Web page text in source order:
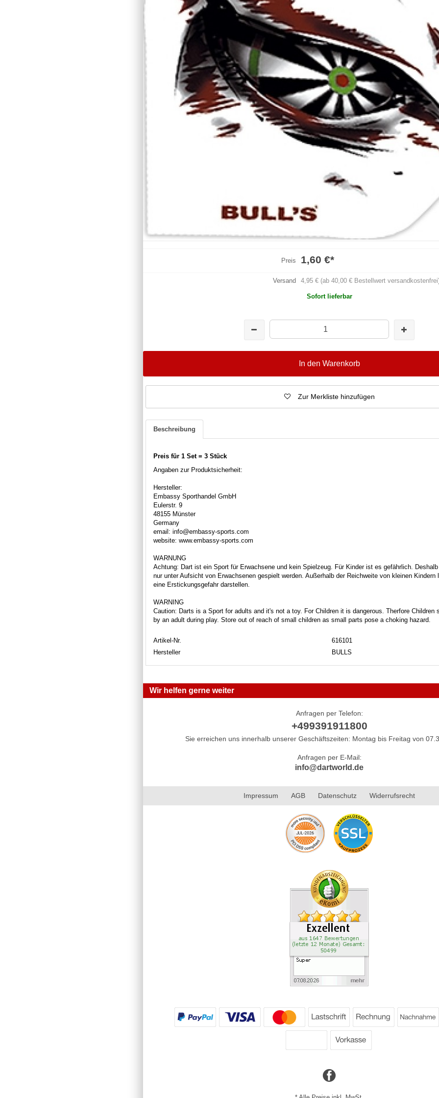
Preis 1,60 €*
Versand 4,95 € (ab 40,00 € Bestellwert
Sofort lieferbar
In den Warenkorb
Zur Merkliste hinzufügen
Beschreibung
Preis für 1 Set = 3 Stück
Angaben zur Produktsicherheit:
Hersteller:
Embassy Sporthandel GmbH
Eulerstr. 9
48155 Münster
Germany
email: info@embassy-sports.com
website: www.embassy-sports.com
WARNUNG
Achtung: Dart ist ein Sport für Erwachsene und kein Spielzeug. Für Kinder ist es gefährlich.
nur unter Aufsicht von Erwachsenen gespielt werden. Außerhalb der Reichweite von kleinen Kindern
eine Erstickungsgefahr darstellen.
WARNING
Caution: Darts is a Sport for adults and it's not a toy. For Children it is dangerous. Therfore Children
by an adult during play. Store out of reach of small children as small parts pose a choking hazard.
Artikel-Nr.
616101
Hersteller
BULLS
Wir helfen gerne weiter
Anfragen per Telefon:
+499391911800
Sie erreichen uns innerhalb unserer Geschäftszeiten: Montag bis Freitag von
Anfragen per E-Mail:
info@dartworld.de
Impressum AGB Datenschutz Widerrufsrecht